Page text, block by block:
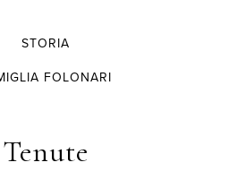
STORIA
FOLONARI
Tenute